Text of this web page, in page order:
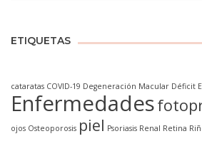
ETIQUETAS
cataratas COVID-19 Degeneración Macular Déficit
Enfermedades
ojos Osteoporosis piel Psoriasis Renal Retina